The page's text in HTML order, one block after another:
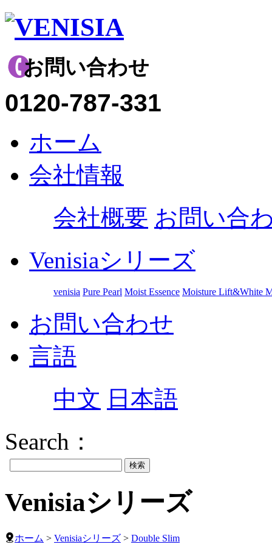
お問い合わせ
0120-787-331
ホーム
会社情報
会社概要 お問い合
Venisiaシリーズ
venisia Pure Pearl Moist Essence Moisture Lift&White
お問い合わせ
言語
中文 日本語
Search：
Venisiaシリーズ
ホーム > Venisiaシリーズ > Double Slim